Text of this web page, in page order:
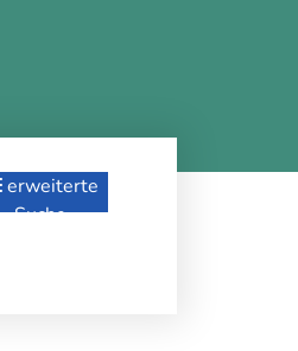
erweiterte
Suche